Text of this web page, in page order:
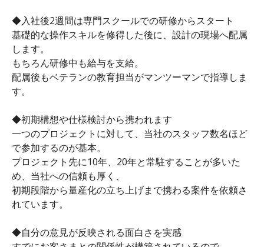
◆入社後2週間は専門スクールでの研修からスタート
基礎的な操作スキルを修得した後に、設計の現場へ配属
します。
もちろん研修中も給与を支給。
配属後もベテランの教育担当がマンツーマンで指導しま
す。
◆初期構想や仕様検討から携われます
一つのプロジェクトに対して、当社のスタッフ数名ほど
で参加するのが基本。
プロジェクト先に10年、20年と常駐することが多いた
め、当社への信頼も厚く、
初期段階から量産化の立ち上げまで携わる案件を依頼さ
れています。
◆自分の意見が反映される面白さを実感